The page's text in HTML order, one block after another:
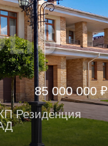
85 000 000 ₽
Резиденция